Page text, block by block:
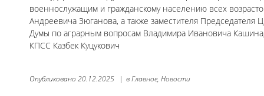
военнослужащим и гражданскому населению всех
Андреевича Зюганова, а также заместителя
Думы по аграрным вопросам Владимира Ивановича
КПСС Казбек Куцукович
Опубликовано 20.12.2025 | вГлавное, Новости